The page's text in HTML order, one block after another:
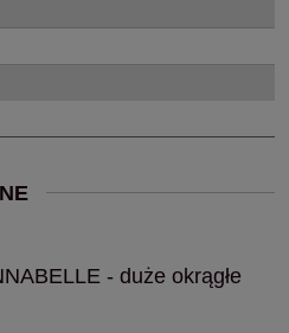
- duże okrągłe